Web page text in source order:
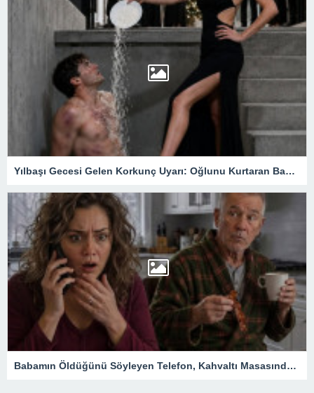
Yılbaşı Gecesi Gelen Korkunç Uyarı: Oğlunu Kurtaran Babanın Büyük Sırrı
Babamın Öldüğünü Söyleyen Telefon, Kahvaltı Masasında Tüm Gerçekleri Ortaya Çıkardı